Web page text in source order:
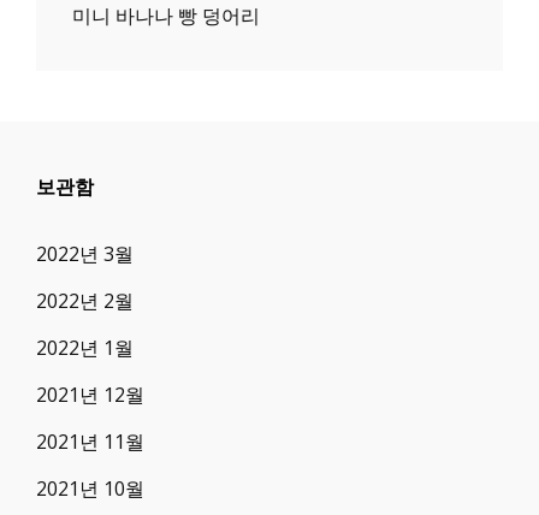
미니 바나나 빵 덩어리
보관함
2022년 3월
2022년 2월
2022년 1월
2021년 12월
2021년 11월
2021년 10월